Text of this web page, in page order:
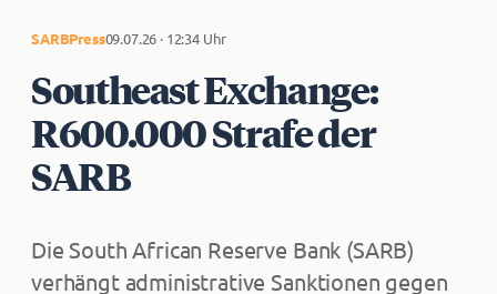
SARBPress09.07.26 · 12:34 Uhr
Southeast Exchange:
R600.000 Strafe der
SARB
Die South African Reserve Bank (SARB)
verhängt administrative Sanktionen gegen